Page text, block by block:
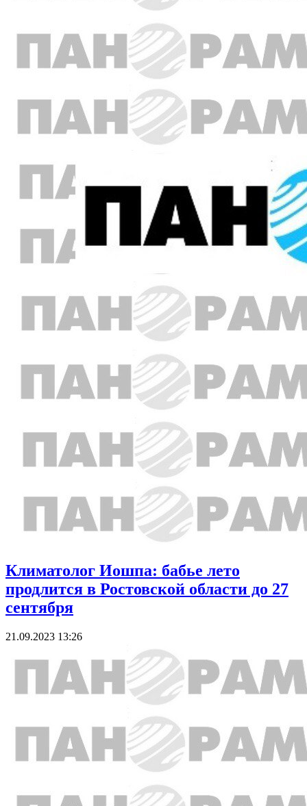
Климатолог Иошпа: бабье лето
продлится в Ростовской области до 27
сентября
21.09.2023 13:26